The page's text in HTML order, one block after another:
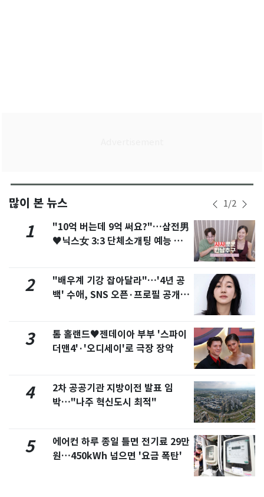
많이 본 뉴스 1/2
1
"10억 버는데 9억 써요?"…삼전男
♥닉스女 3:3 단체소개팅 예능 화
2
"배우계 기강 잡아달라"…'4년 공
백' 수애, SNS 오픈·프로필 공개
3
톰 홀랜드♥젠데이아 부부 '스파이
더맨4'·'오디세이'로 극장 장악
4
2차 공공기관 지방이전 발표 임
박…"나주 혁신도시 최적"
5
에어컨 하루 종일 틀면 전기료 29만
원…450kWh 넘으면 '요금 폭탄'